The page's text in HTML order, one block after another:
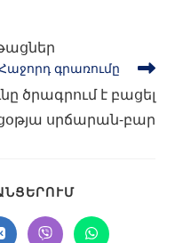
գրառումը
ծրագրում է բացել
սրճարան-բար